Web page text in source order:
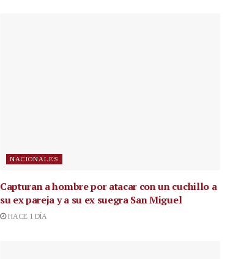
NACIONALES
Capturan a hombre por atacar con un cuchillo a
su ex pareja y a su ex suegra San Miguel
HACE 1 DÍA